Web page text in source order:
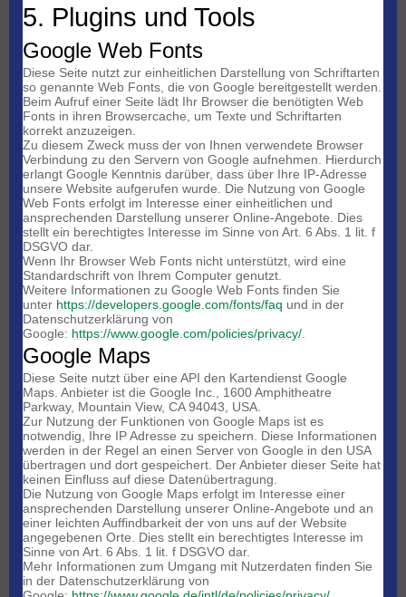
5. Plugins und Tools
Google Web Fonts
Diese Seite nutzt zur einheitlichen Darstellung von Schriftarten
so genannte Web Fonts, die von Google bereitgestellt werden.
Beim Aufruf einer Seite lädt Ihr Browser die benötigten Web
Fonts in ihren Browsercache, um Texte und Schriftarten
korrekt anzuzeigen.
Zu diesem Zweck muss der von Ihnen verwendete Browser
Verbindung zu den Servern von Google aufnehmen. Hierdurch
erlangt Google Kenntnis darüber, dass über Ihre IP-Adresse
unsere Website aufgerufen wurde. Die Nutzung von Google
Web Fonts erfolgt im Interesse einer einheitlichen und
ansprechenden Darstellung unserer Online-Angebote. Dies
stellt ein berechtigtes Interesse im Sinne von Art. 6 Abs. 1 lit. f
DSGVO dar.
Wenn Ihr Browser Web Fonts nicht unterstützt, wird eine
Standardschrift von Ihrem Computer genutzt.
Weitere Informationen zu Google Web Fonts finden Sie
unter https://developers.google.com/fonts/faq und in der
Datenschutzerklärung von
Google: https://www.google.com/policies/privacy/
Google Maps
Diese Seite nutzt über eine API den Kartendienst Google
Maps. Anbieter ist die Google Inc., 1600 Amphitheatre
Parkway, Mountain View, CA 94043, USA.
Zur Nutzung der Funktionen von Google Maps ist es
notwendig, Ihre IP Adresse zu speichern. Diese Informationen
werden in der Regel an einen Server von Google in den USA
übertragen und dort gespeichert. Der Anbieter dieser Seite hat
keinen Einfluss auf diese Datenübertragung.
Die Nutzung von Google Maps erfolgt im Interesse einer
ansprechenden Darstellung unserer Online-Angebote und an
einer leichten Auffindbarkeit der von uns auf der Website
angegebenen Orte. Dies stellt ein berechtigtes Interesse im
Sinne von Art. 6 Abs. 1 lit. f DSGVO dar.
Mehr Informationen zum Umgang mit Nutzerdaten finden Sie
in der Datenschutzerklärung von